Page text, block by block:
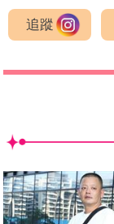
追蹤